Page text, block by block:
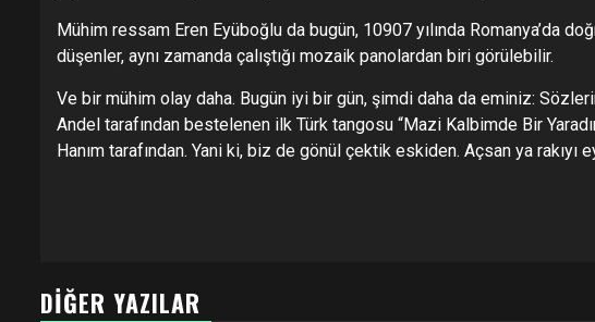
Mühim ressam Eren Eyüboğlu da bugün, 10907 yılında Romanya’da
düşenler, aynı zamanda çalıştığı mozaik panolardan biri görülebilir.
Ve bir mühim olay daha. Bugün iyi bir gün, şimdi daha da eminiz:
Andel tarafından bestelenen ilk Türk tangosu “Mazi Kalbimde Bir
Hanım tarafından. Yani ki, biz de gönül çektik eskiden. Açsan ya rakıyı
DIĞER YAZILAR